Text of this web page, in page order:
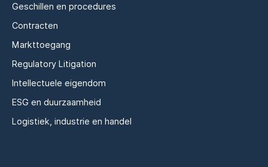
Geschillen en procedures
Contracten
Markttoegang
Regulatory Litigation
Intellectuele eigendom
ESG en duurzaamheid
Logistiek, industrie en handel